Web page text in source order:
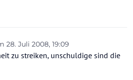
28. Juli 2008, 19:09
von
zu streiken, unschuldige sind die